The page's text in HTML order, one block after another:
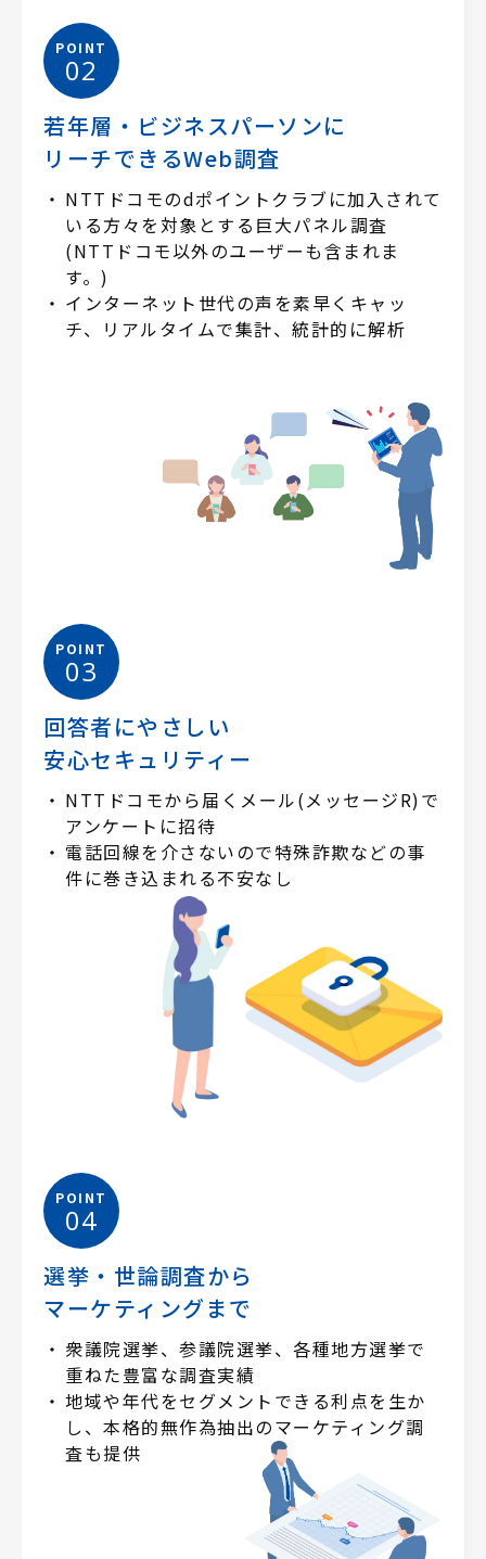
POINT
02
若年層・ビジネスパーソンに
リーチできるWeb調査
NTTドコモのdポイントクラブに加入されて
いる方々を対象とする巨大パネル調査
(NTTドコモ以外のユーザーも含まれま
す。)
インターネット世代の声を素早くキャッ
チ、リアルタイムで集計、統計的に解析
POINT
03
回答者にやさしい
安心セキュリティー
NTTドコモから届くメール(メッセージR)で
アンケートに招待
電話回線を介さないので特殊詐欺などの事
件に巻き込まれる不安なし
POINT
04
選挙・世論調査から
マーケティングまで
衆議院選挙、参議院選挙、各種地方選挙で
重ねた豊富な調査実績
地域や年代をセグメントできる利点を生か
し、本格的無作為抽出のマーケティング調
査も提供